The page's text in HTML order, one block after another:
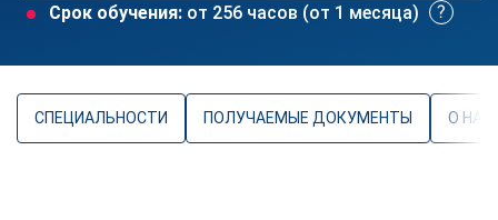
Срок обучения: от 256 часов (от 1 месяца)
СПЕЦИАЛЬНОСТИ ПОЛУЧАЕМЫЕ ДОКУМЕНТЫ О